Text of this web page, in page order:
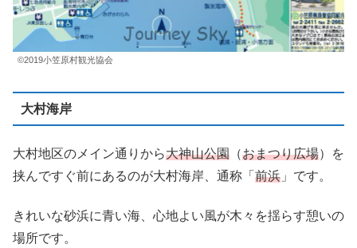
©︎2019小笠原村観光協会
大村海岸
大村地区のメイン通りから大神山公園 （おまつり広場）を
挟んですぐ前にあるのが大村海岸、通称「 前浜 」です。
きれいな砂浜に青い海、心地よい風が木々を揺らす憩いの
場所です。